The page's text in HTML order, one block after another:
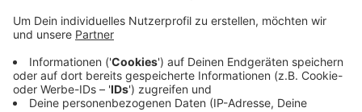
13 Verhandlungstage bis Ende Juni
Anzeige